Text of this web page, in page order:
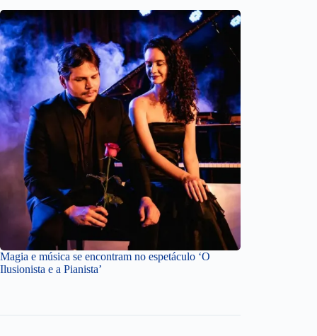
Magia e música se encontram no espetáculo ‘O
Ilusionista e a Pianista’